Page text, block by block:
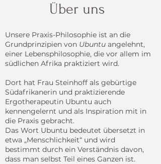
Über uns
Unsere Praxis-Philosophie ist an die
Grundprinzipien von Ubuntu angelehnt,
einer Lebensphilosophie, die vor allem im
südlichen Afrika praktiziert wird.
Dort hat Frau Steinhoff als gebürtige
Südafrikanerin und praktizierende
Ergotherapeutin Ubuntu auch
kennengelernt und als Inspiration mit in
die Praxis gebracht.
Das Wort Ubuntu bedeutet übersetzt in
etwa „Menschlichkeit“ und wird
bestimmt durch ein Verständnis davon,
dass man selbst Teil eines Ganzen ist.